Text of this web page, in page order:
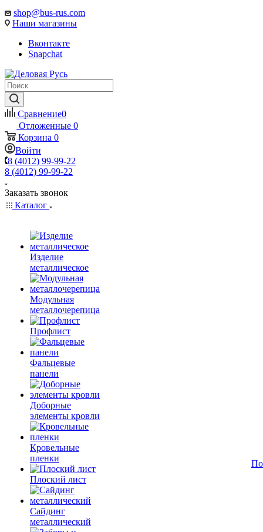
shop@bus-rus.com
Наши магазины
Вконтакте
Snapchat
Сравнение0
Отложенные 0
Корзина 0
Войти
8 (4012) 99-99-22
8 (4012) 99-99-22
Заказать звонок
Каталог
Изделие
металлическое
Модульная
металлочерепица
Профлист
Фальцевые
панели
Доборные
элементы кровли
Кровельные
пленки
Плоский лист
Сайдинг
металлический